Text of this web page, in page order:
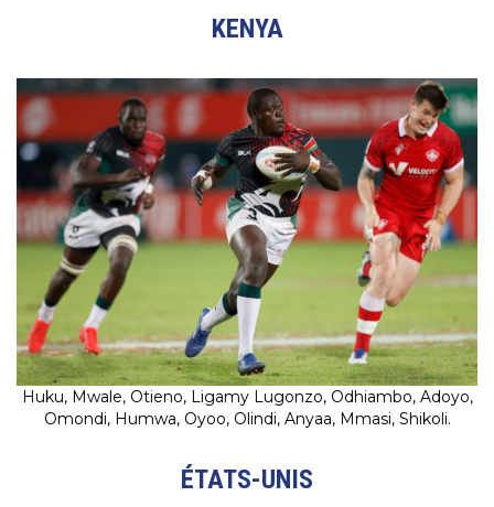
KENYA
Huku, Mwale, Otieno, Ligamy Lugonzo, Odhiambo, Adoyo,
Omondi, Humwa, Oyoo, Olindi, Anyaa, Mmasi, Shikoli.
ÉTATS-UNIS